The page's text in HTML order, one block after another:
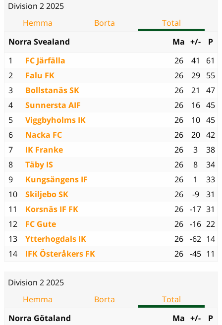
Division 2 2025
Hemma
Borta
Total
Norra Svealand
Ma +/-
P
1
FC Järfälla 26 41
61
2
Falu FK 26 29
55
3
Bollstanäs SK 26 21
47
4
Sunnersta AIF 26 16 45
5
Viggbyholms IK 26 10 45
6
Nacka FC 26 20 42
7
IK Franke 26 3
38
8
Täby IS 26 8
34
9
Kungsängens IF 26 1
33
10
Skiljebo SK 26 -9
31
11
Korsnäs IF FK 26 -17 31
12
FC Gute 26 -16 22
13
Ytterhogdals IK 26 -62 14
14
IFK Österåkers FK 26 -45 11
Division 2 2025
Hemma
Borta
Total
Norra Götaland
Ma +/-
P